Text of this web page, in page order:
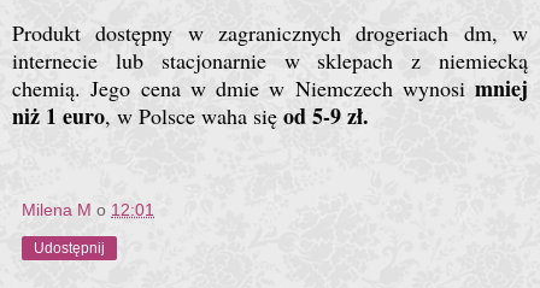
Produkt dostępny w zagranicznych drogeriach dm, w
internecie lub stacjonarnie w sklepach z niemiecką
chemią. Jego cena w dmie w Niemczech wynosi mniej
niż 1 euro, w Polsce waha się od 5-9 zł.
Milena M o 12:01
Udostępnij